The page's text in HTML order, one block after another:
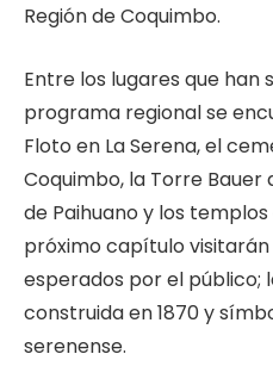
Región de Coquimbo.
Entre los lugares que han
programa regional se
Floto en La Serena, el
Coquimbo, la Torre Bauer
de Paihuano y los templos
próximo capítulo visitarán
esperados por el público;
construida en 1870 y
serenense.